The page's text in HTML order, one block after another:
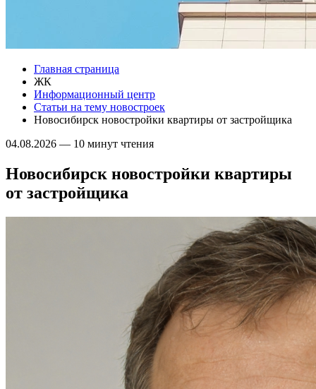
Главная страница
ЖК
Информационный центр
Статьи на тему новостроек
Новосибирск новостройки квартиры от застройщика
04.08.2026 — 10 минут чтения
Новосибирск новостройки квартиры
от застройщика